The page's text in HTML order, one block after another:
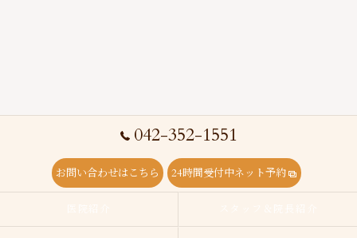
042-352-1551
お問い合わせはこちら 24時間受付中ネット予約